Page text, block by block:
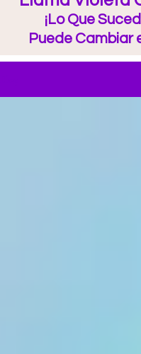
¡Lo Que
Puede Cambiar